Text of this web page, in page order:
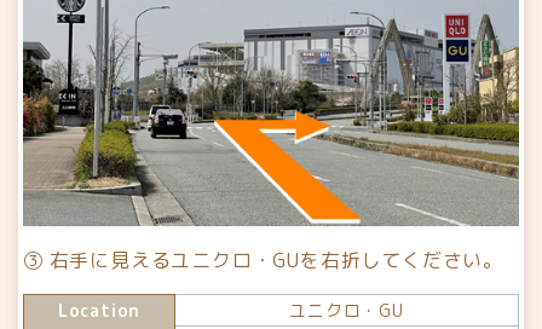
③ 右手に見えるユニクロ・GUを右折してください。
Location
ユニクロ・GU